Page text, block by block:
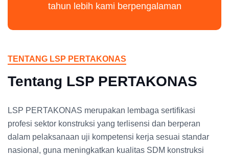
tahun lebih kami berpengalaman
TENTANG LSP PERTAKONAS
Tentang LSP PERTAKONAS
LSP PERTAKONAS merupakan lembaga sertifikasi
profesi sektor konstruksi yang terlisensi dan berperan
dalam pelaksanaan uji kompetensi kerja sesuai standar
nasional, guna meningkatkan kualitas SDM konstruksi